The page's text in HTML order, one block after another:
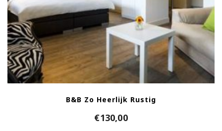
B&B Zo Heerlijk Rustig
€130,00